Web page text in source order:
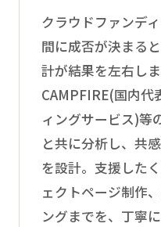
クラウドファンデ
間に成否が決まる
計が結果を左右し
CAMPFIRE(国内代
ィングサービス)等
と共に分析し、共
を設計。支援した
ェクトページ制作
ングまでを、丁寧